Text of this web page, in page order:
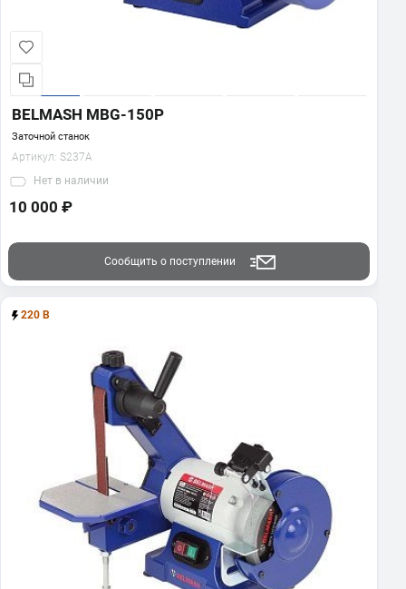
BELMASH MBG-150P
Заточной станок
Артикул: S237A
Нет в наличии
10 000 ₽
Сообщить о поступлении
220 В